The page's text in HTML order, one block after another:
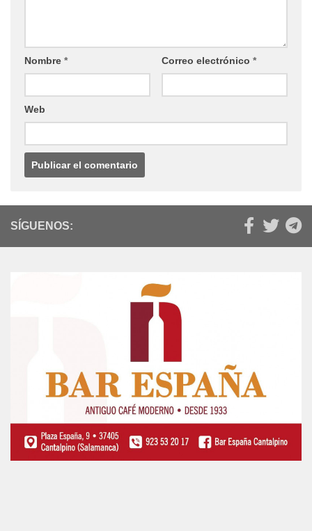
Nombre * Correo electrónico *
Web
SÍGUENOS: